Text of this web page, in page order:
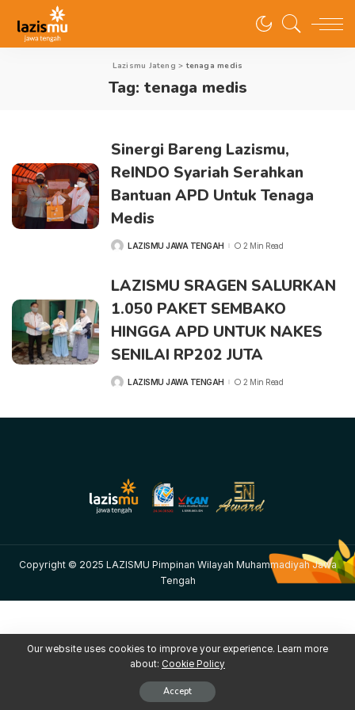
Lazismu Jateng > tenaga medis
Tag: tenaga medis
Sinergi Bareng Lazismu,
ReINDO Syariah Serahkan
Bantuan APD Untuk Tenaga
Medis
LAZISMU JAWA TENGAH 2 Min Read
LAZISMU SRAGEN SALURKAN
1.050 PAKET SEMBAKO
HINGGA APD UNTUK NAKES
SENILAI RP202 JUTA
LAZISMU JAWA TENGAH 2 Min Read
Copyright © 2025 LAZISMU Pimpinan Wilayah Muhammadiyah Jawa
Tengah
Our website uses cookies to improve your experience. Learn more
about: Cookie Policy
Accept